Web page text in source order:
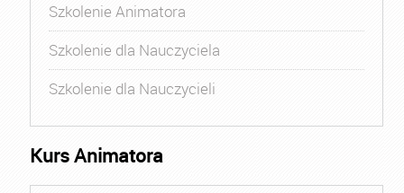
Szkolenie Animatora
Szkolenie dla Nauczyciela
Szkolenie dla Nauczycieli
Kurs Animatora